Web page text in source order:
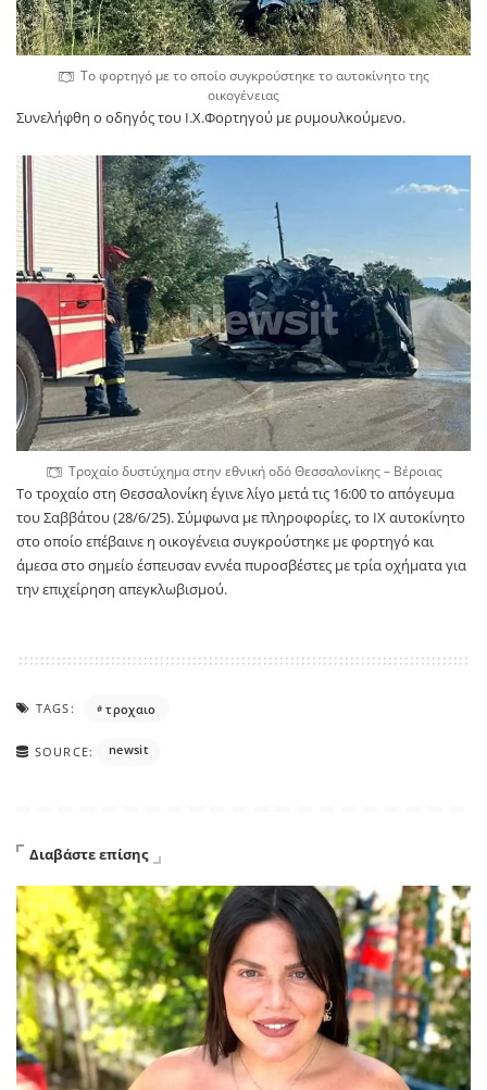
Το φορτηγό με το οποίο συγκρούστηκε το αυτοκίνητο της
οικογένειας
Συνελήφθη ο οδηγός του Ι.Χ.Φορτηγού με ρυμουλκούμενο.
Τροχαίο δυστύχημα στην εθνική οδό Θεσσαλονίκης – Βέροιας
Το τροχαίο στη Θεσσαλονίκη έγινε λίγο μετά τις 16:00 το απόγευμα
του Σαββάτου (28/6/25). Σύμφωνα με πληροφορίες, το ΙΧ αυτοκίνητο
στο οποίο επέβαινε η οικογένεια συγκρούστηκε με φορτηγό και
άμεσα στο σημείο έσπευσαν εννέα πυροσβέστες με τρία οχήματα για
την επιχείρηση απεγκλωβισμού.
TAGS: τροχαιο
SOURCE: newsit
Διαβάστε επίσης